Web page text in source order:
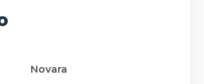
Novara